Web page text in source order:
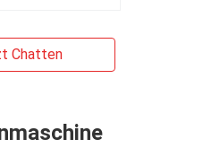
Chatten